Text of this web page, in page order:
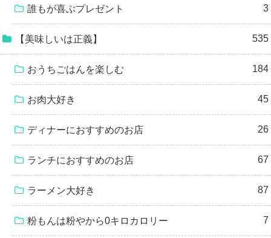
誰もが喜ぶプレゼント 3
【美味しいは正義】 535
おうちごはんを楽しむ 184
お肉大好き 45
ディナーにおすすめのお店 26
ランチにおすすめのお店 67
ラーメン大好き 87
粉もんは粉やから0キロカロリー 7